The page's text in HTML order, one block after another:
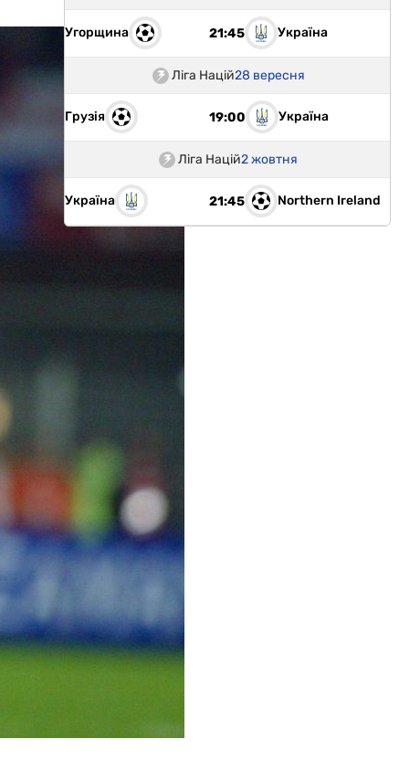
Угорщина 21:45 Україна
Ліга Націй28 вересня
Грузія 19:00 Україна
Ліга Націй2 жовтня
Україна 21:45 Northern Ireland